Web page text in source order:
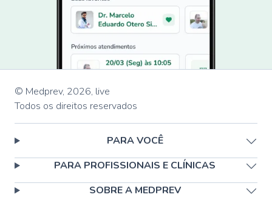
© Medprev, 2026, live
Todos os direitos reservados
PARA VOCÊ
PARA PROFISSIONAIS E CLÍNICAS
SOBRE A MEDPREV